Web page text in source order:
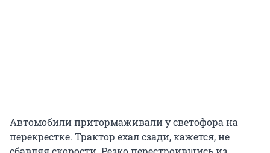
Автомобили притормаживали у светофора на
перекрестке. Трактор ехал сзади, кажется, не